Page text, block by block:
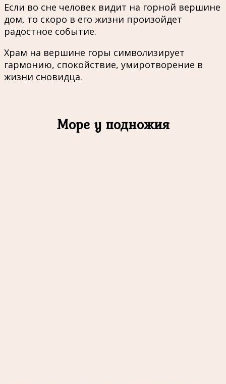
Если во сне человек видит на горной вершине
дом, то скоро в его жизни произойдет
радостное событие.
Храм на вершине горы символизирует
гармонию, спокойствие, умиротворение в
жизни сновидца.
Море у подножия